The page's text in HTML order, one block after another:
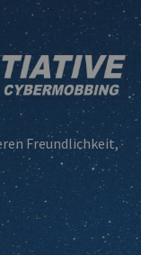
Freundlichkeit,